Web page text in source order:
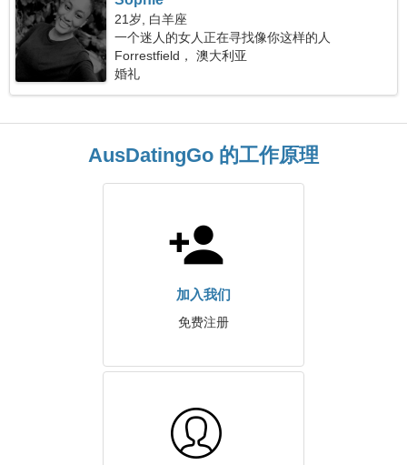
21岁, 白羊座
一个迷人的女人正在寻找像你这样的人
Forrestfield， 澳大利亚
婚礼
AusDatingGo 的工作原理
加入我们
免费注册